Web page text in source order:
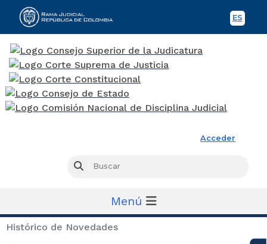
ES
Acceder
Buscar
Menú
Histórico de Novedades